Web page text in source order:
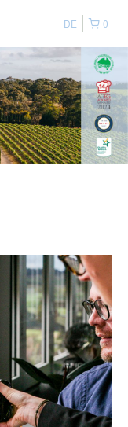
0
DE